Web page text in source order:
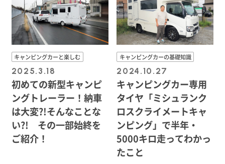
キャンピングカーと楽しむ
2025.3.18
初めての新型キャンピ
ングトレーラー！納車
は大変?!そんなことな
い?! その一部始終を
ご紹介！
キャンピングカーの基礎知識
2024.10.27
キャンピングカー専用
タイヤ「ミシュランク
ロスクライメートキャ
ンピング」で半年・
5000キロ走ってわかっ
たこと